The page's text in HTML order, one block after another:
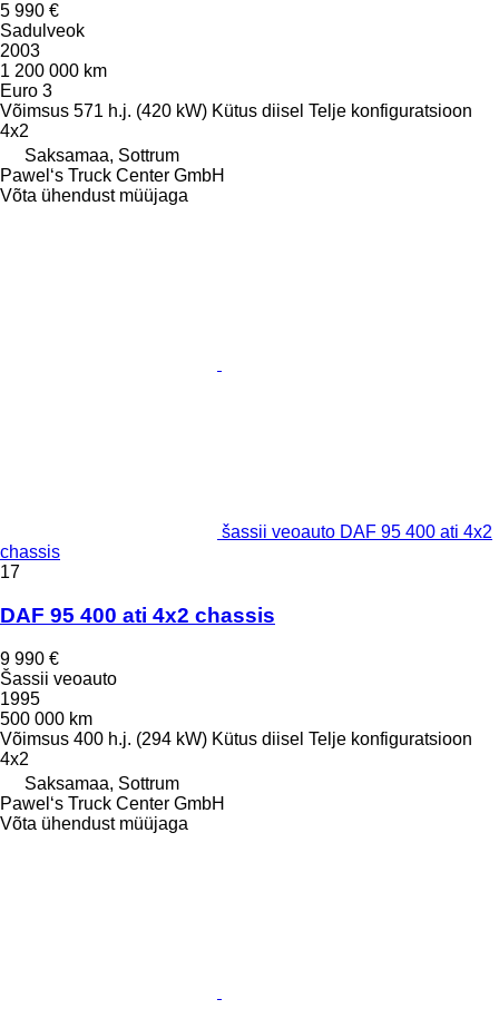
5 990 €
Sadulveok
2003
1 200 000 km
Euro 3
Võimsus 571 h.j. (420 kW) Kütus diisel Telje konfiguratsioon
4x2
Saksamaa, Sottrum
Pawel‘s Truck Center GmbH
Võta ühendust müüjaga
šassii veoauto DAF 95 400 ati 4x2
chassis
17
DAF 95 400 ati 4x2 chassis
9 990 €
Šassii veoauto
1995
500 000 km
Võimsus 400 h.j. (294 kW) Kütus diisel Telje konfiguratsioon
4x2
Saksamaa, Sottrum
Pawel‘s Truck Center GmbH
Võta ühendust müüjaga